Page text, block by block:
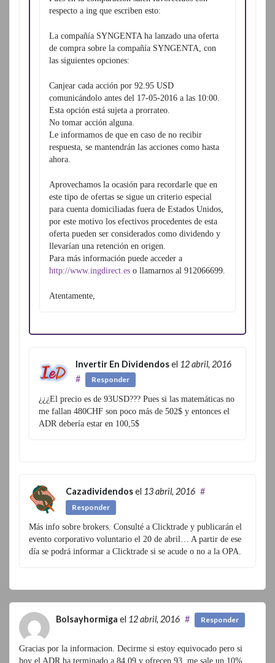
respecto a ing que escriben esto:
La compañía SYNGENTA ha lanzado una oferta
de compra sobre la compañía SYNGENTA, con
las siguientes opciones:
Canjear cada acción por 92.95 USD
comunicándolo antes del 17-05-2016 a las 10:00.
Esta opción está sujeta a prorrateo.
No tomar acción alguna.
Le informamos de que en caso de no recibir
respuesta, se mantendrán las acciones como hasta
ahora.
Aprovechamos la ocasión para recordarle que en
este tipo de ofertas se sigue un criterio especial
para cuenta domiciliadas fuera de Estados Unidos,
por este motivo los efectivos procedentes de esta
oferta pueden ser considerados como dividendo y
llevarían una retención en origen.
Para más información puede acceder a
http://www.ingdirect.es o llamarnos al 912066699.
Atentamente,
Invertir En Dividendosel 12 abril, 2016
#
Responder
¿¿¿El precio es de 93USD??? Pues si las matemáticas no
me fallan 480CHF son poco más de 502$ y entonces el
ADR debería estar en 100,5$
Cazadividendosel 13 abril, 2016 #
Responder
Más info sobre brokers. Consulté a Clicktrade y publicarán el
evento corporativo voluntario el 20 de abril… A partir de ese
día se podrá informar a Clicktrade si se acude o no a la OPA.
Bolsayhormiga el 12 abril, 2016 # Responder
Gracias por la informacion. Decirme si estoy equivocado pero si
hoy el ADR ha terminado a 84,09 y ofrecen 93, me sale un 10%,